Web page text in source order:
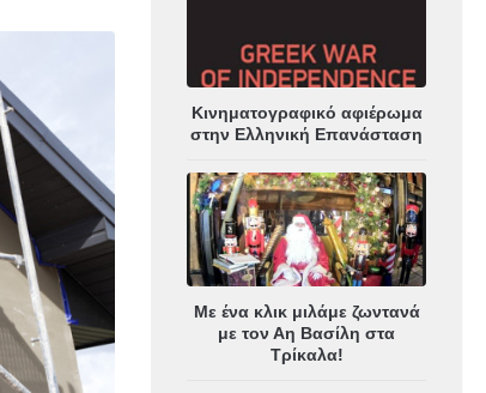
Κινηματογραφικό αφιέρωμα
στην Ελληνική Επανάσταση
Με ένα κλικ μιλάμε ζωντανά
με τον Αη Βασίλη στα
Τρίκαλα!